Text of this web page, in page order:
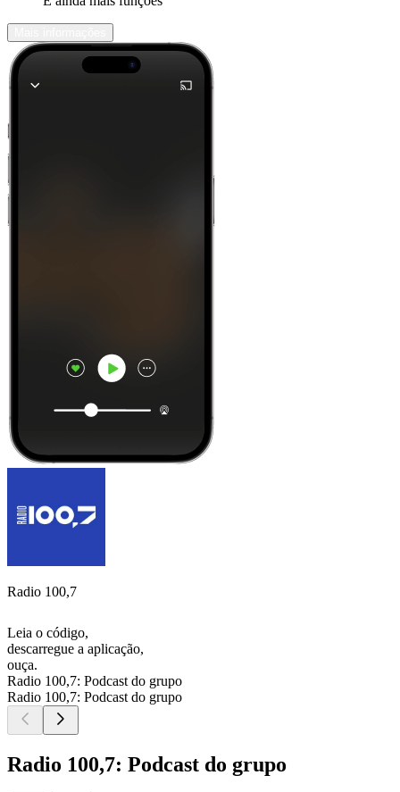
Radio 100,7
Leia o código,
descarregue a aplicação,
ouça.
Radio 100,7: Podcast do grupo
Radio 100,7: Podcast do grupo
Radio 100,7: Podcast do grupo